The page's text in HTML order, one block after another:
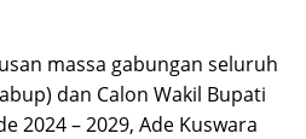
massa gabungan seluruh
dan Calon Wakil Bupati
2024 – 2029, Ade Kuswara